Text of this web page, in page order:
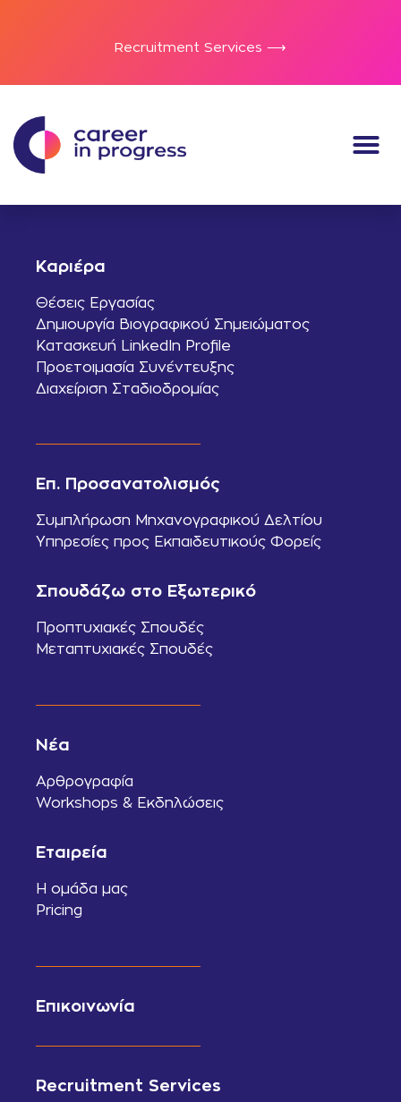
Recruitment Services ⟶
Καριέρα
Θέσεις Εργασίας
Δημιουργία Βιογραφικού Σημειώματος
Κατασκευή LinkedIn Profile
Προετοιμασία Συνέντευξης
Διαχείριση Σταδιοδρομίας
Επ. Προσανατολισμός
Συμπλήρωση Μηχανογραφικού Δελτίου
Υπηρεσίες προς Εκπαιδευτικούς Φορείς
Σπουδάζω στο Εξωτερικό
Προπτυχιακές Σπουδές
Μεταπτυχιακές Σπουδές
Νέα
Αρθρογραφία
Workshops & Εκδηλώσεις
Εταιρεία
Η ομάδα μας
Pricing
Επικοινωνία
Recruitment Services